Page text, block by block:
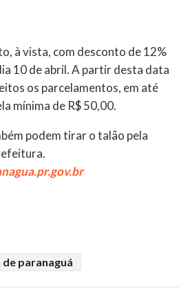
à vista, com desconto de 12%
10 de abril. A partir desta data
os parcelamentos, em até
mínima de R$ 50,00.
podem tirar o talão pela
paranaguá